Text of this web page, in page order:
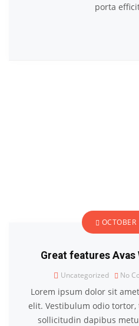
porta
Great features
Uncategorized No
Lorem ipsum dolor sit
elit. Vestibulum odio
sollicitudin dapibus